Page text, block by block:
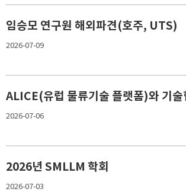
임승모 연구원 해외파견(호주, UTS)
2026-07-09
ALICE(유럽 물류기술 플랫폼)와 기술
2026-07-06
2026년 SMLLM 학회
2026-07-03